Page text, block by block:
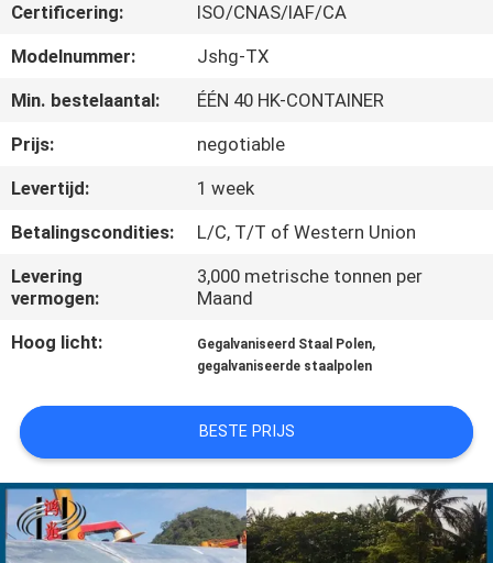
ONGEVEER
FABRIEKSREIS
KWALITEITSCONTROLE
CONTACTEER
ONS
NIEUWS
VERZOEK
OM EEN
CITAAT
Certificering:
ISO/CNAS/IAF/CA
Modelnummer:
Jshg-TX
Min. bestelaantal:
ÉÉN 40 HK-CONTAINER
Prijs:
negotiable
Levertijd:
1 week
Betalingscondities:
L/C, T/T of Western Union
Levering
vermogen:
3,000 metrische tonnen per
Maand
Hoog licht:
Gegalvaniseerd Staal Polen,
gegalvaniseerde staalpolen
BESTE PRIJS